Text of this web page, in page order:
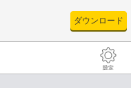
ダウンロード